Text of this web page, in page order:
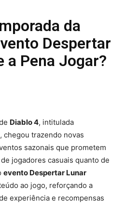
da
Despertar
a Pena Jogar?
Diablo 4, intitulada
, chegou trazendo novas
sazonais que prometem
jogadores casuais quanto de
evento Despertar Lunar
ao jogo, reforçando a
experiência e recompensas